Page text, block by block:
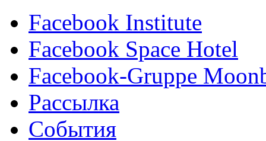
Facebook Institute
Facebook Space Hotel
Facebook-Gruppe
Рассылка
События